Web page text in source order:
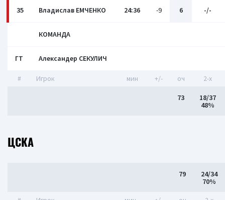
35 Владислав ЕМЧЕНКО 24:36 -9 6 -/-
КОМАНДА
ГТ Александер СЕКУЛИЧ
# Игрок мин +/- оч 2-x
73
18/37
48%
ЦСКА
79
24/34
70%